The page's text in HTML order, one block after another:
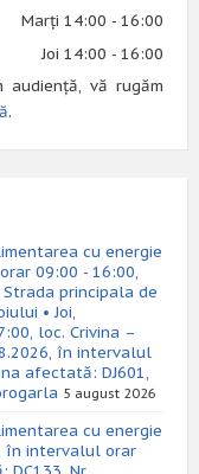
Marți 14:00 - 16:00
Joi 14:00 - 16:00
audiență, vă rugăm
.
cu energie
09:00 - 16:00,
principala de
• Joi,
loc. Crivina –
în intervalul
afectată: DJ601,
5 august 2026
cu energie
în intervalul orar